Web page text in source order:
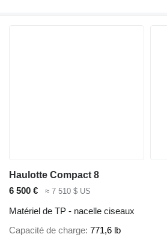
Haulotte Compact 8
6 500 €
≈ 7 510 $ US
Matériel de TP - nacelle ciseaux
Capacité de charge 771,6 lb